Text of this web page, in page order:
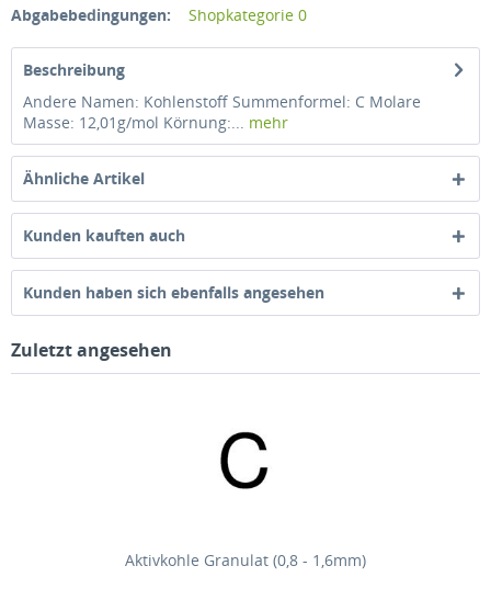
Abgabebedingungen:
Shopkategorie 0
Beschreibung
Andere Namen: Kohlenstoff Summenformel: C Molare
Masse: 12,01g/mol Körnung:... mehr
Ähnliche Artikel
Kunden kauften auch
Kunden haben sich ebenfalls angesehen
Zuletzt angesehen
Aktivkohle Granulat (0,8 - 1,6mm)